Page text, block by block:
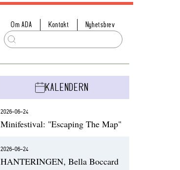
Om ADA Kontakt Nyhetsbrev
KALENDERN
2026-06-24
Minifestival: "Escaping The Map"
2026-06-24
HANTERINGEN, Bella Boccard